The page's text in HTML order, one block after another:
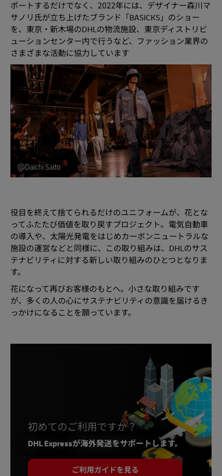
ポートするだけでなく、2022年には、デザイナー森川マ
サノリ氏が立ち上げたブランド「BASICKS」のショー
を、東京・新木場のDHLの物流施設、東京ディストリビ
ューションセンター内で行うなど、ファッション業界の
さまざまな活動に協力しています
役目を終えて捨てられるだけのユニフォームが、花とな
ってふたたび価値を取り戻すプロジェクト。電気自動車
の導入や、太陽光発電をはじめカーボンニュートラルな
施設の運営などと同様に、この取り組みは、DHLのサス
テナビリティに対する新しい取り組みのひとつとなりま
す。
花になって再びお客様のもとへ。小さな取り組みです
が、多くの人の心にサステナビリティの意識を届けるき
っかけになることを願っています。
初めてのご利用ですか？
DHL Expressが海外発送をサポートします。
ご利用ガイドを見る